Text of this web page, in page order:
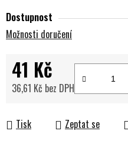
Dostupnost
Možnosti doručení
41 Kč
36,61 Kč bez DPH
Tisk Zeptat se